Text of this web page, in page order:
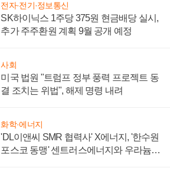
전자·전기·정보통신
SK하이닉스 1주당 375원 현금배당 실시,
추가 주주환원 계획 9월 공개 예정
사회
미국 법원 "트럼프 정부 풍력 프로젝트 동
결 조치는 위법", 해제 명령 내려
화학·에너지
'DL이앤씨 SMR 협력사' X에너지, '한수원
포스코 동맹' 센트러스에너지와 우라늄